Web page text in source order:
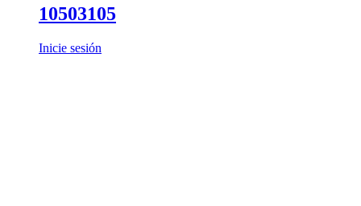
10503105
Inicie sesión